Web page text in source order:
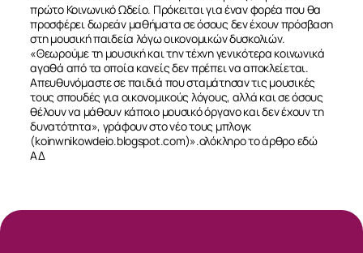
πρώτο Κοινωνικό Ωδείο. Πρόκειται για έναν φορέα που θα
προσφέρει δωρεάν μαθήματα σε όσους δεν έχουν πρόσβαση
στη μουσική παιδεία λόγω οικονομικών δυσκολιών.
«Θεωρούμε τη μουσική και την τέχνη γενικότερα κοινωνικά
αγαθά από τα οποία κανείς δεν πρέπει να αποκλείεται.
Απευθυνόμαστε σε παιδιά που σταμάτησαν τις μουσικές
τους σπουδές για οικονομικούς λόγους, αλλά και σε όσους
θέλουν να μάθουν κάποιο μουσικό όργανο και δεν έχουν τη
δυνατότητα», γράφουν στο νέο τους μπλογκ
(koinwnikowdeio.blogspot.com)».ολόκληρο το άρθρο εδώ
ΑΔ